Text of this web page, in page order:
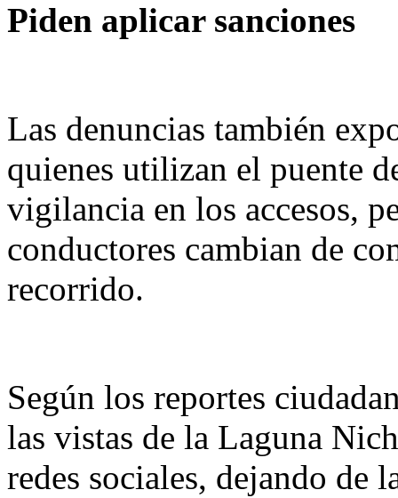
Piden aplicar sanciones
Las denuncias también
quienes utilizan el puente
vigilancia en los accesos,
conductores cambian de
recorrido.
Según los reportes
las vistas de la Laguna
redes sociales, dejando de